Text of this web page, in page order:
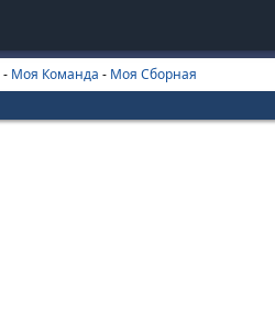
- Моя Команда - Моя Сборная